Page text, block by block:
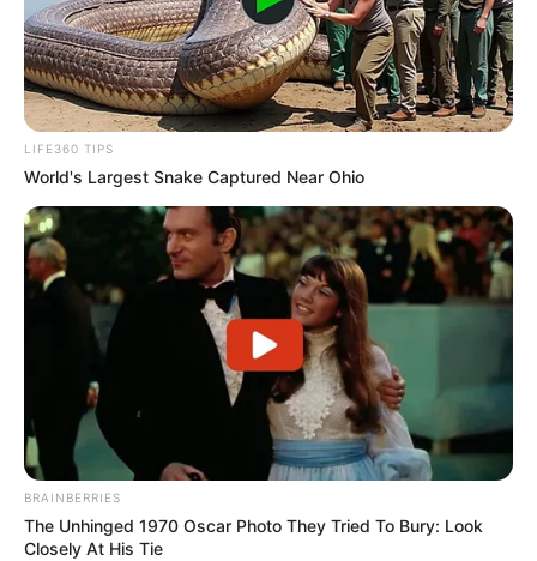
LIFE360 TIPS
World's Largest Snake Captured Near Ohio
BRAINBERRIES
The Unhinged 1970 Oscar Photo They Tried To Bury: Look
Closely At His Tie